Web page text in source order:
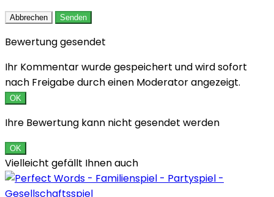
Abbrechen Senden
Bewertung gesendet
Ihr Kommentar wurde gespeichert und wird sofort
nach Freigabe durch einen Moderator angezeigt.
OK
Ihre Bewertung kann nicht gesendet werden
OK
Vielleicht gefällt Ihnen auch